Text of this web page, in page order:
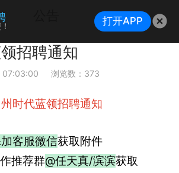
招聘通知
07:03:00浏览数：373
时代蓝领招聘通知
客服微信获取附件
推荐群@任天真/滨滨获取
打开APP